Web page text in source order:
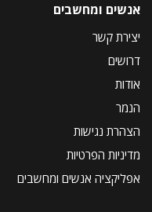
אנשים ומחשבים
יצירת קשר
דרושים
אודות
הנמר
הצהרת נגישות
מדיניות הפרטיות
אפליקציה אנשים ומחשבים